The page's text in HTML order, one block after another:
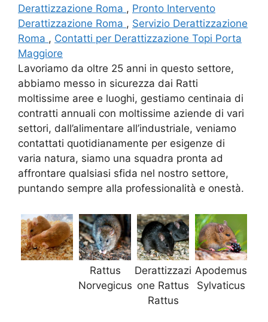
Derattizzazione Roma , Pronto Intervento
Derattizzazione Roma , Servizio Derattizzazione
Roma , Contatti per Derattizzazione Topi Porta
Maggiore
Lavoriamo da oltre 25 anni in questo settore,
abbiamo messo in sicurezza dai Ratti
moltissime aree e luoghi, gestiamo centinaia di
contratti annuali con moltissime aziende di vari
settori, dall’alimentare all’industriale, veniamo
contattati quotidianamente per esigenze di
varia natura, siamo una squadra pronta ad
affrontare qualsiasi sfida nel nostro settore,
puntando sempre alla professionalità e onestà.
Rattus
Norvegicus
Derattizzazi
one Rattus
Rattus
Apodemus
Sylvaticus